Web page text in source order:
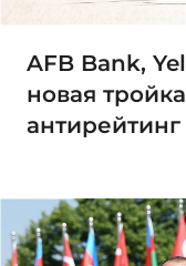
AFB Bank,
новая